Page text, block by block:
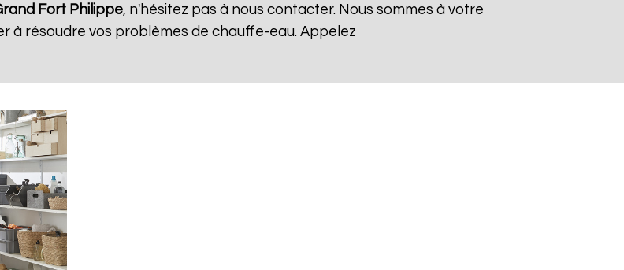
Fort Philippe, n'hésitez pas à nous contacter. Nous sommes à votre
à résoudre vos problèmes de chauffe-eau. Appelez